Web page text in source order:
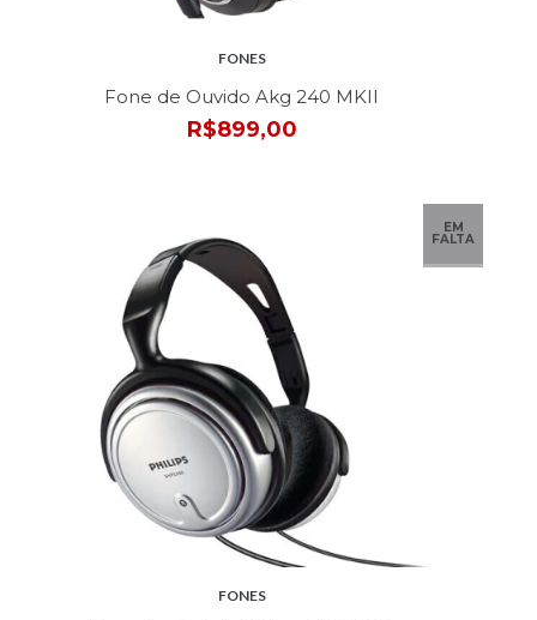
FONES
Fone de Ouvido Akg 240 MKII
R$899,00
EM
FALTA
FONES